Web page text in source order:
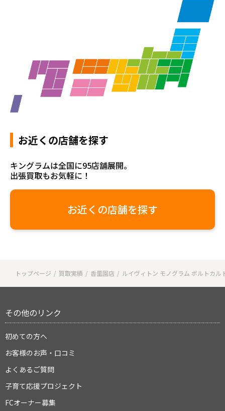
お近くの店舗を探す
キングラムは全国に95店舗展開。
出張買取もお気軽に！
お近くの店舗を探す
トップページ 買取実績 香里園店 ルイヴィトン モノグラム ポルトカル
その他のリンク
初めての方へ
お客様のお声・口コミ
よくあるご質問
子育て応援プロジェクト
FCオーナー募集